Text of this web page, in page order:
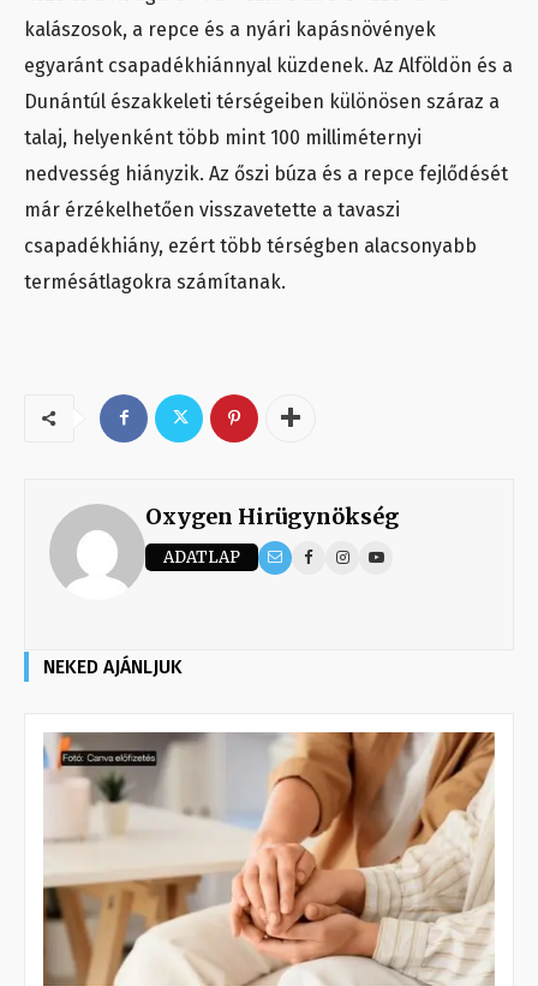
kalászosok, a repce és a nyári kapásnövények
egyaránt csapadékhiánnyal küzdenek. Az Alföldön és a
Dunántúl északkeleti térségeiben különösen száraz a
talaj, helyenként több mint 100 milliméternyi
nedvesség hiányzik. Az őszi búza és a repce fejlődését
már érzékelhetően visszavetette a tavaszi
csapadékhiány, ezért több térségben alacsonyabb
termésátlagokra számítanak.
Oxygen Hirügynökség
ADATLAP
NEKED AJÁNLJUK